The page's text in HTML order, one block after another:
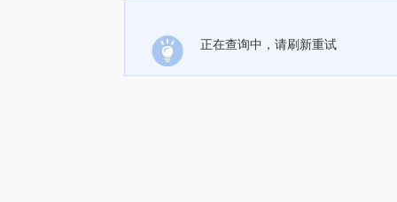
正在查询中，请刷新重试